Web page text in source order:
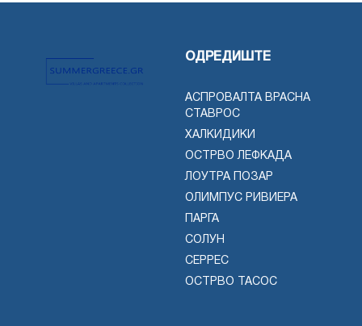
ОДРЕДИШТЕ
АСПРОВАЛТА ВРАСНА
СТАВРОС
ХАЛКИДИКИ
ОСТРВО ЛЕФКАДА
ЛОУТРА ПОЗАР
ОЛИМПУС РИВИЕРА
ПАРГА
СОЛУН
СЕРРЕС
ОСТРВО ТАСОС